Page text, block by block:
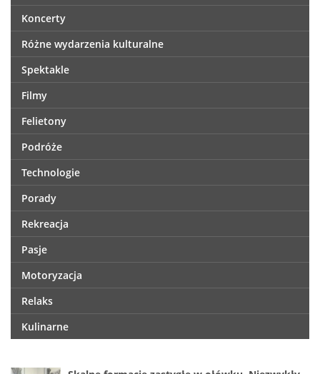
Koncerty
Różne wydarzenia kulturalne
Spektakle
Filmy
Felietony
Podróże
Technologie
Porady
Rekreacja
Pasje
Motoryzacja
Relaks
Kulinarne